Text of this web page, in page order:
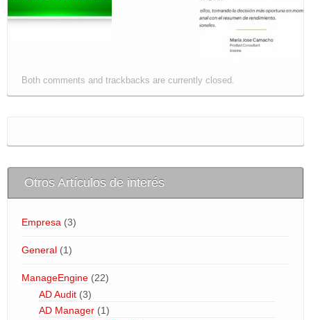
Both comments and trackbacks are currently closed.
Otros Artículos de interés
Empresa (3)
General (1)
ManageEngine (22)
AD Audit (3)
AD Manager (1)